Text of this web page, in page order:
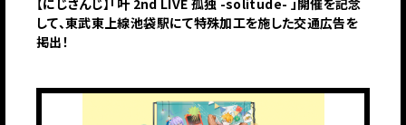
して、東武東上線池袋駅にて特殊加工を施した交通広告を
掲出！